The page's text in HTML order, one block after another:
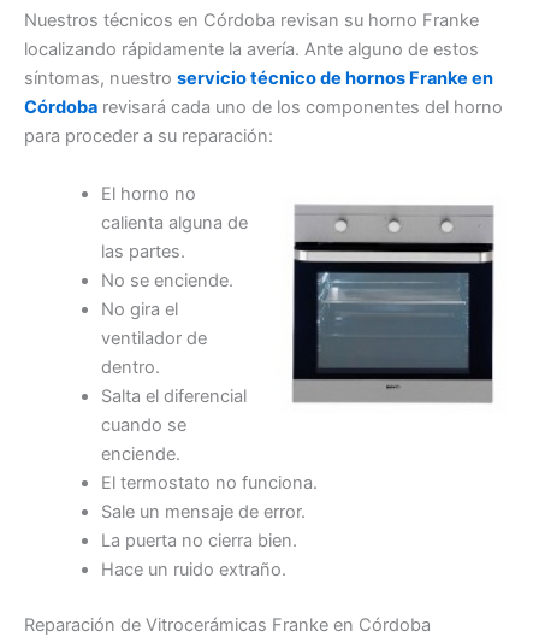
Nuestros técnicos en Córdoba revisan su horno Franke
localizando rápidamente la avería. Ante alguno de estos
síntomas, nuestro servicio técnico de hornos Franke en
Córdoba revisará cada uno de los componentes del horno
para proceder a su reparación:
El horno no
calienta alguna de
las partes.
No se enciende.
No gira el
ventilador de
dentro.
Salta el diferencial
cuando se
enciende.
El termostato no funciona.
Sale un mensaje de error.
La puerta no cierra bien.
Hace un ruido extraño.
Reparación de Vitrocerámicas Franke en Córdoba